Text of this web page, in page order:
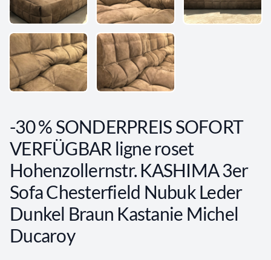
-30 % SONDERPREIS SOFORT
VERFÜGBAR ligne roset
Hohenzollernstr. KASHIMA 3er
Sofa Chesterfield Nubuk Leder
Dunkel Braun Kastanie Michel
Ducaroy